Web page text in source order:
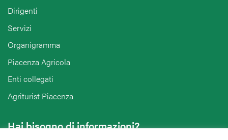
Dirigenti
Servizi
Organigramma
Piacenza Agricola
Enti collegati
Agriturist Piacenza
Hai bisogno di informazioni?